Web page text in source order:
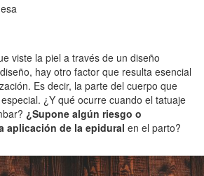
viste la piel a través de un diseño
hay otro factor que resulta esencial
Es decir, la parte del cuerpo que
¿Y qué ocurre cuando el tatuaje
¿Supone algún riesgo o
aplicación de la epidural en el parto?